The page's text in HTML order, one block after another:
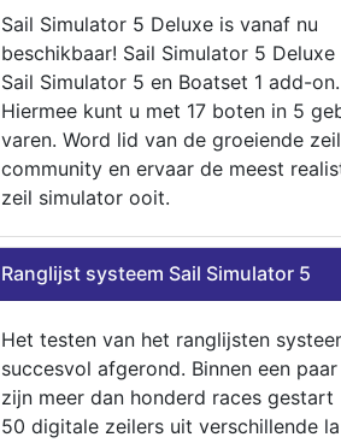
Sail Simulator 5 Deluxe is vanaf nu
beschikbaar! Sail Simulator 5
Sail Simulator 5 en Boatset 1 add-on.
Hiermee kunt u met 17 boten in 5
varen. Word lid van de groeiende zeil
community en ervaar de meest
zeil simulator ooit.
Ranglijst systeem Sail Simulator 5
Het testen van het ranglijsten
succesvol afgerond. Binnen een
zijn meer dan honderd races gestart
50 digitale zeilers uit verschillende